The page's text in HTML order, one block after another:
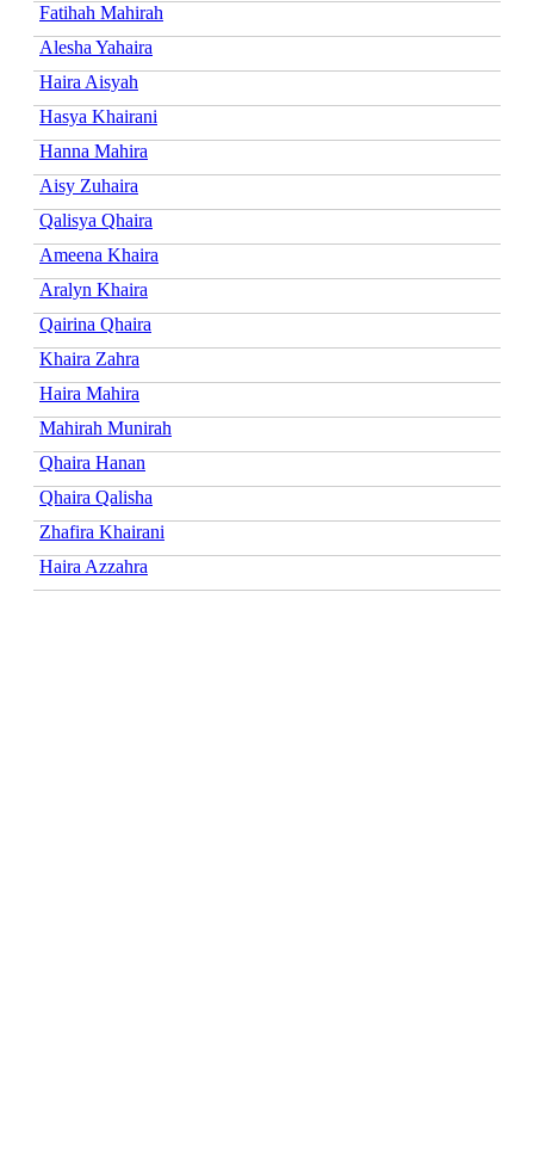
Fatihah Mahirah
Alesha Yahaira
Haira Aisyah
Hasya Khairani
Hanna Mahira
Aisy Zuhaira
Qalisya Qhaira
Ameena Khaira
Aralyn Khaira
Qairina Qhaira
Khaira Zahra
Haira Mahira
Mahirah Munirah
Qhaira Hanan
Qhaira Qalisha
Zhafira Khairani
Haira Azzahra